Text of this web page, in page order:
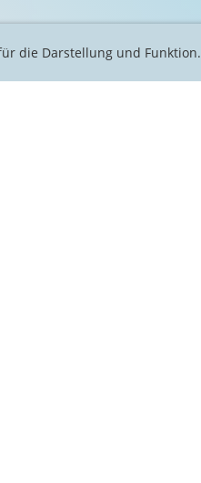
die Darstellung und Funktion.